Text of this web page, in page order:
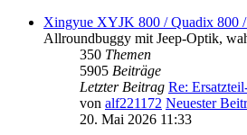
Xingyue XYJK 800 / Quadix 800
Allroundbuggy mit Jeep-Optik,
350 Themen
5905 Beiträge
Letzter Beitrag Re:
von alf221172 Neuester
20. Mai 2026 11:33